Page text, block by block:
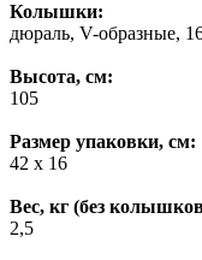
Колышки:
дюраль, V-образные,
Высота, см:
105
Размер упаковки, см:
42 х 16
Вес, кг (без
2,5